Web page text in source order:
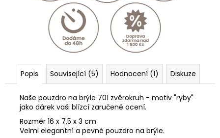
Popis Související (5) Hodnocení (1) Diskuze
Naše pouzdro na brýle 701 zvěrokruh - motiv "ryby"
jako dárek vaši blízcí zaručeně ocení.
Rozměr 16 x 7,5 x 3 cm
Velmi elegantní a pevné pouzdro na brýle.